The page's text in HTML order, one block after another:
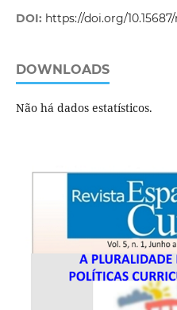
DOI: https://doi.org/10.15687/
DOWNLOADS
Não há dados estatísticos.